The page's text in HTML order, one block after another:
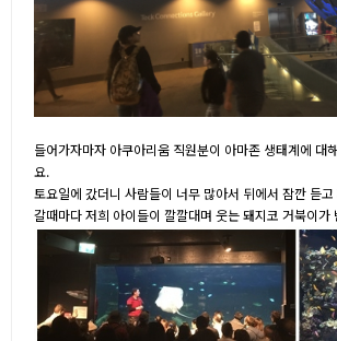
들어가자마자 아쿠아리움 직원분이 아마존 생태계에 대
요.
토요일에 갔더니 사람들이 너무 많아서 뒤에서 잠깐 듣
갈때마다 저희 아이들이 깔깔대며 웃는 돼지코 거북이가